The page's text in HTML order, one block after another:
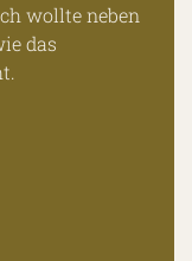
wollte neben
das